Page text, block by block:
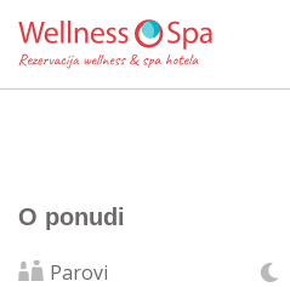
O ponudi
Parovi